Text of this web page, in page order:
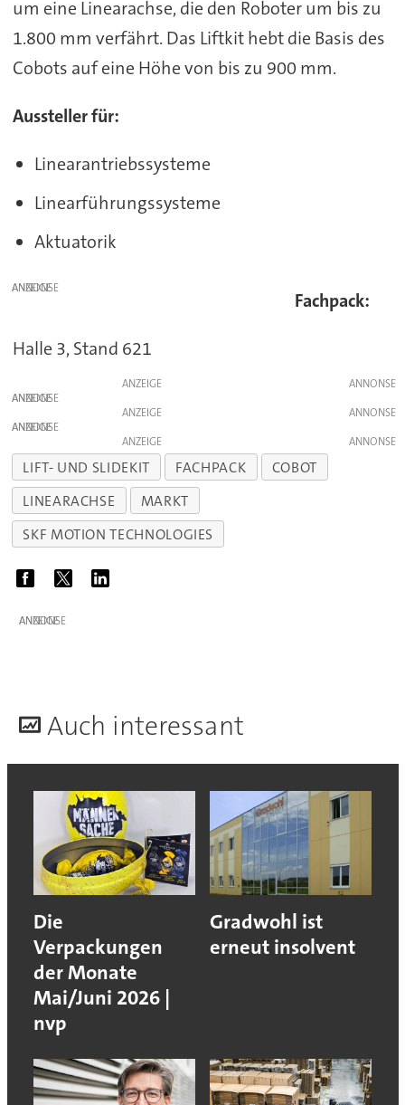
um eine Linearachse, die den Roboter um bis zu
1.800 mm verfährt. Das Liftkit hebt die Basis des
Cobots auf eine Höhe von bis zu 900 mm.
Aussteller für:
Linearantriebssysteme
Linearführungssysteme
Aktuatorik
ANZEIGE
Fachpack:
Halle 3, Stand 621
ANZEIGE
ANZEIGE
ANZEIGE
ANZEIGE
ANZEIGE
LIFT- UND SLIDEKIT FACHPACK
COBOT
LINEARACHSE
MARKT
SKF MOTION TECHNOLOGIES
ANZEIGE
Auch interessant
Die
Verpackungen
der Monate
Mai/Juni 2026 |
nvp
Gradwohl ist
erneut insolvent